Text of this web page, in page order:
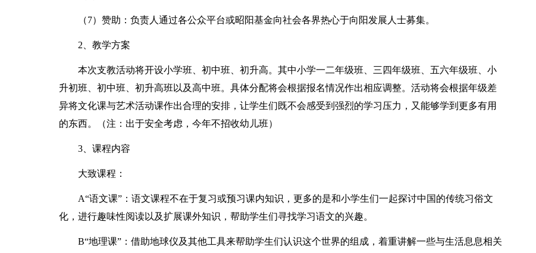
（7）赞助：负责人通过各公众平台或昭阳基金向社会各界热心于向阳发展人士募集。
2、教学方案
本次支教活动将开设小学班、初中班、初升高。其中小学一二年级班、三四年级班、五六年级班、小
升初班、初中班、初升高班以及高中班。具体分配将会根据报名情况作出相应调整。活动将会根据年级差
异将文化课与艺术活动课作出合理的安排，让学生们既不会感受到强烈的学习压力，又能够学到更多有用
的东西。（注：出于安全考虑，今年不招收幼儿班）
3、课程内容
大致课程：
A“语文课”：语文课程不在于复习或预习课内知识，更多的是和小学生们一起探讨中国的传统习俗文
化，进行趣味性阅读以及扩展课外知识，帮助学生们寻找学习语文的兴趣。
B“地理课”：借助地球仪及其他工具来帮助学生们认识这个世界的组成，着重讲解一些与生活息息相关